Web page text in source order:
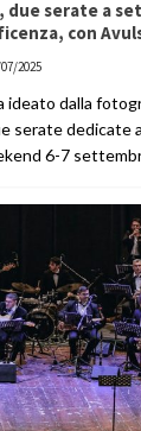
due serate a
con
2025
ideato dalla
serate dedicate
6-7